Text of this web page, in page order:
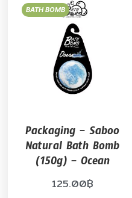
BATH BOMB
Packaging – Saboo
Natural Bath Bomb
(150g) – Ocean
125.00฿